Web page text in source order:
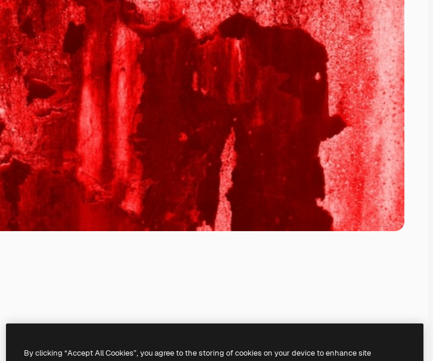
By clicking “Accept All Cookies”, you agree to the storing of cookies on your device to enhance site